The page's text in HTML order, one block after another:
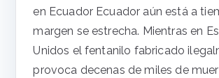
en Ecuador Ecuador aún está a
margen se estrecha. Mientras en
Unidos el fentanilo fabricado
provoca decenas de miles de